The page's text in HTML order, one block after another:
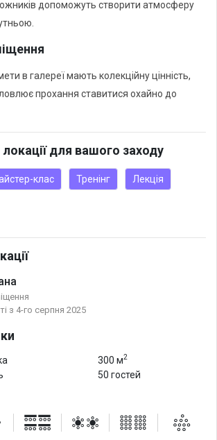
допоможуть створити атмосферу
в галереї мають колекційну цінність,
прохання ставитися охайно до
локації для вашого заходу
клас Тренінг Лекція
з 4-го серпня 2025
300 м2
50 гостей